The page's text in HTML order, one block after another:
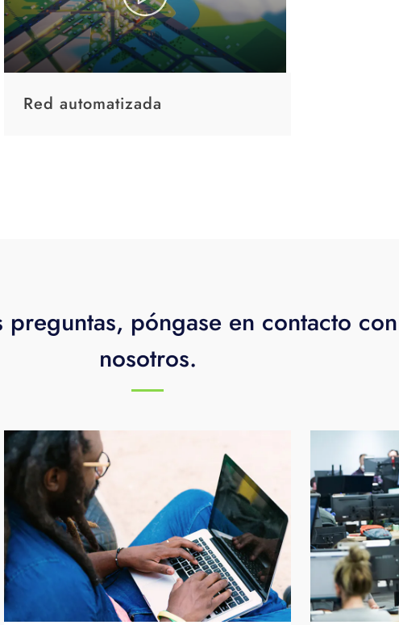
Red automatizada
preguntas, póngase en contacto con
nosotros.